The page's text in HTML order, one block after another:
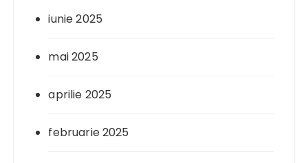
iunie 2025
mai 2025
aprilie 2025
februarie 2025